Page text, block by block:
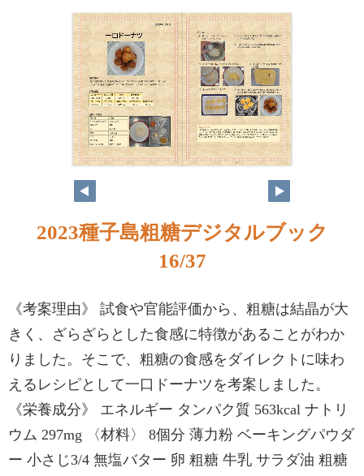
2023種子島粗糖デジタルブック
16/37
《考案理由》 試食や官能評価から、粗糖は結晶が大
きく、ざらざらとした食感に特徴があることがわか
りました。そこで、粗糖の食感をダイレクトに味わ
えるレシピとして一口ドーナツを考案しました。
《栄養成分》 エネルギー タンパク質 563kcal ナトリ
ウム 297mg 〈材料〉 8個分 薄力粉 ベーキングパウダ
ー 小さじ3/4 無塩バター 卵 粗糖 牛乳 サラダ油 粗糖